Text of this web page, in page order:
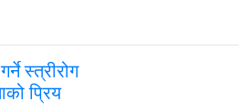
स्त्रीरोग
प्रिय